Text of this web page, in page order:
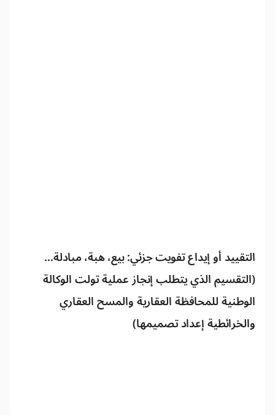
التقييد أو إيداع تفويت جزئي: بيع، هبة، مبادلة…
(التقسيم الذي يتطلب إنجاز عملية تولت الوكالة
الوطنية للمحافظة العقارية والمسح العقاري
والخرائطية إعداد تصميمها)